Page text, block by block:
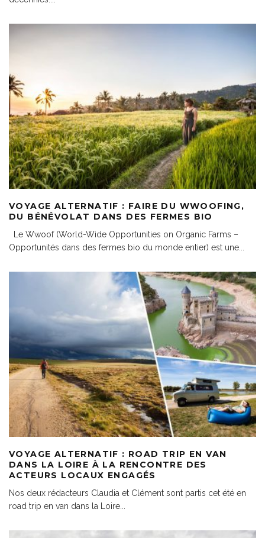
VOYAGE ALTERNATIF : FAIRE DU WWOOFING,
DU BÉNÉVOLAT DANS DES FERMES BIO
Le Wwoof (World-Wide Opportunities on Organic Farms –
Opportunités dans des fermes bio du monde entier) est une
VOYAGE ALTERNATIF : ROAD TRIP EN VAN
DANS LA LOIRE À LA RENCONTRE DES
ACTEURS LOCAUX ENGAGÉS
Nos deux rédacteurs Claudia et Clément sont partis cet été en
road trip en van dans la Loire